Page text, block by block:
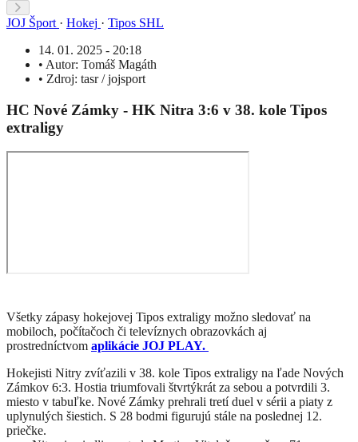
JOJ Šport · Hokej · Tipos SHL
14. 01. 2025 - 20:18
• Autor: Tomáš Magáth
• Zdroj: tasr / jojsport
HC Nové Zámky - HK Nitra 3:6 v 38. kole Tipos
extraligy
Všetky zápasy hokejovej Tipos extraligy možno sledovať na
mobiloch, počítačoch či televíznych obrazovkách aj
prostredníctvom aplikácie JOJ PLAY.
Hokejisti Nitry zvíťazili v 38. kole Tipos extraligy na ľade Nových
Zámkov 6:3. Hostia triumfovali štvrtýkrát za sebou a potvrdili 3.
miesto v tabuľke. Nové Zámky prehrali tretí duel v sérii a piaty z
uplynulých šiestich. S 28 bodmi figurujú stále na poslednej 12.
priečke.